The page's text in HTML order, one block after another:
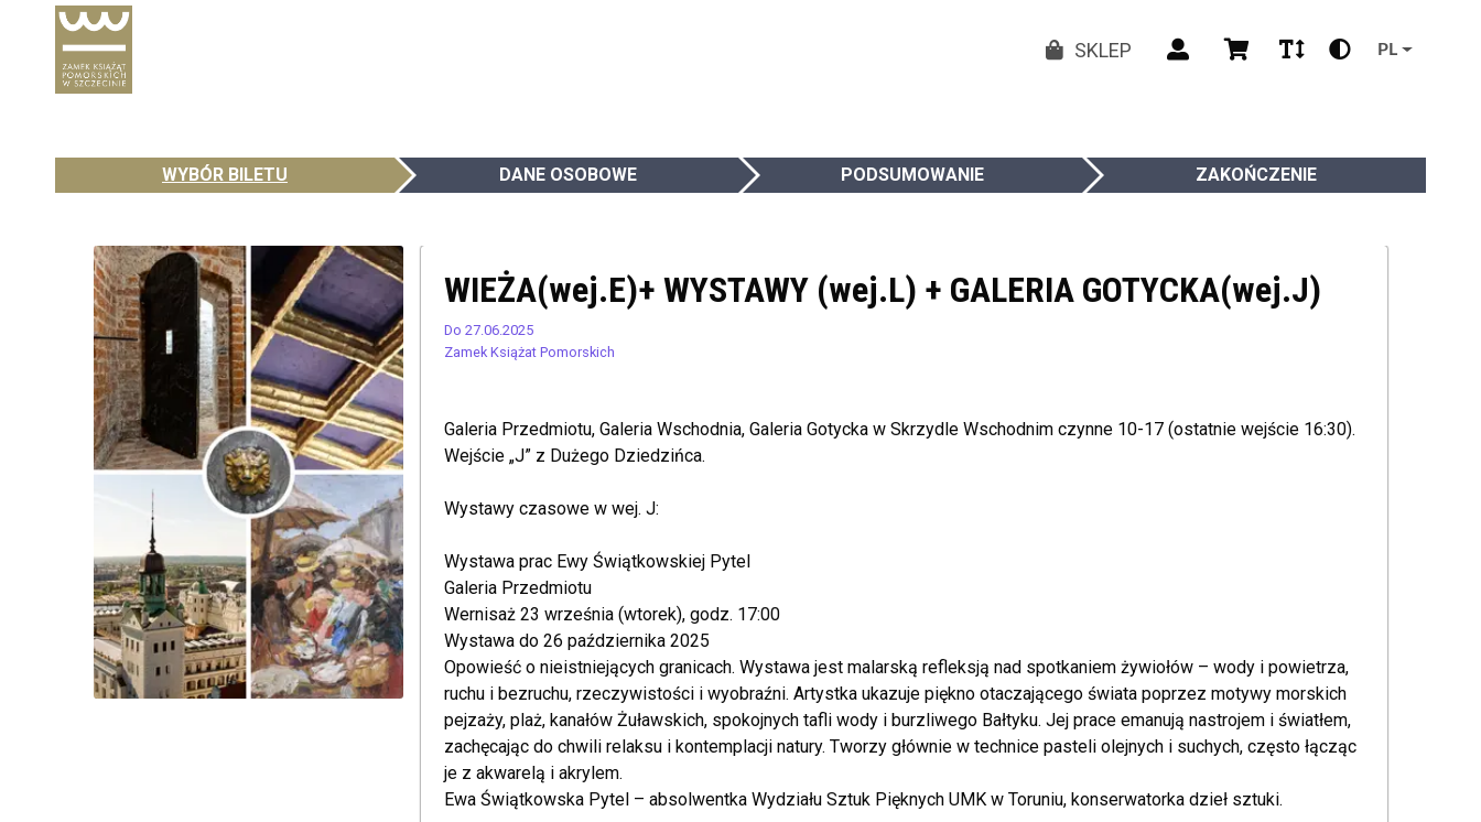
SKLEP PL
WYBÓR BILETU DANE OSOBOWE PODSUMOWANIE ZAKOŃCZENIE
WIEŻA(wej.E)+ WYSTAWY (wej.L) + GALERIA GOTYCKA(wej.J)
Do 27.06.2025
Zamek Książat Pomorskich
Galeria Przedmiotu, Galeria Wschodnia, Galeria Gotycka w Skrzydle Wschodnim czynne 10-17 (ostatnie wejście 16:30).
Wejście „J” z Dużego Dziedzińca.
Wystawy czasowe w wej. J:
Wystawa prac Ewy Świątkowskiej Pytel
Galeria Przedmiotu
Wernisaż 23 września (wtorek), godz. 17:00
Wystawa do 26 października 2025
Opowieść o nieistniejących granicach. Wystawa jest malarską refleksją nad spotkaniem żywiołów – wody i powietrza,
ruchu i bezruchu, rzeczywistości i wyobraźni. Artystka ukazuje piękno otaczającego świata poprzez motywy morskich
pejzaży, plaż, kanałów Żuławskich, spokojnych tafli wody i burzliwego Bałtyku. Jej prace emanują nastrojem i światłem,
zachęcając do chwili relaksu i kontemplacji natury. Tworzy głównie w technice pasteli olejnych i suchych, często łącząc
je z akwarelą i akrylem.
Ewa Świątkowska Pytel – absolwentka Wydziału Sztuk Pięknych UMK w Toruniu, konserwatorka dzieł sztuki.